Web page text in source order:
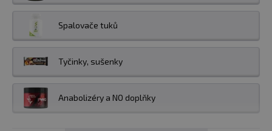
Spalovače tuků
Tyčinky, sušenky
Anabolizéry a NO doplňky